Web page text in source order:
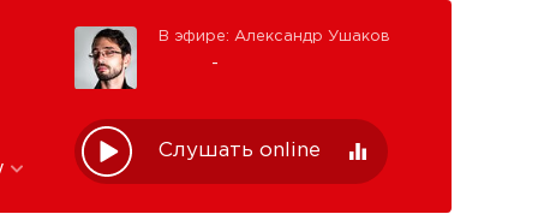
В эфире: Александр Ушаков
Слушать online